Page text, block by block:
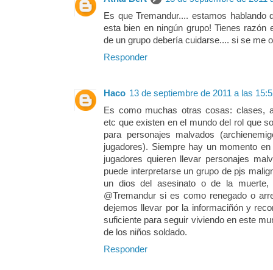
Es que Tremandur.... estamos hablando
esta bien en ningún grupo! Tienes razón
de un grupo debería cuidarse.... si se me
Responder
Haco 13 de septiembre de 2011 a las
Es como muchas otras cosas: clases,
etc que existen en el mundo del rol que
para personajes malvados
jugadores). Siempre hay un momento
jugadores quieren llevar personajes
puede interpretarse un grupo de pjs
un dios del asesinato o de la
@Tremandur si es como renegado o
dejemos llevar por la informaciñón y
suficiente para seguir viviendo en este
de los niños soldado.
Responder